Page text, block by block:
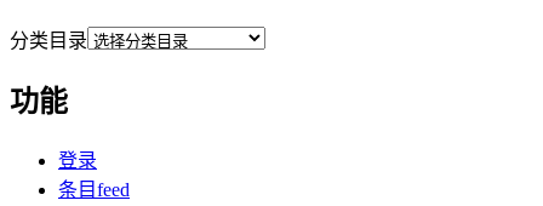
分类目录
功能
登录
条目feed